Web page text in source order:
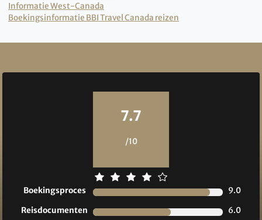
Informatie West-Canada
Boekingsinformatie BBI Travel Canada reizen
7.7
/10
Boekingsproces
9.0
Reisdocumenten
6.0